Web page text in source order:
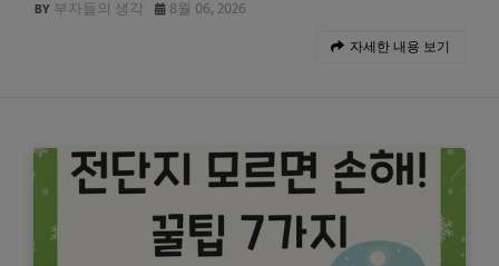
부자들의 생각
8월 06, 2026
자세한 내용 보기